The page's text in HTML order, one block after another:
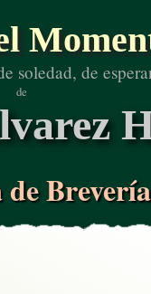
soledad, de
de